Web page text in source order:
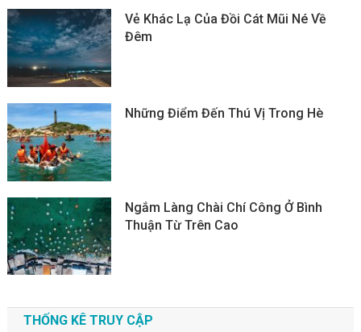
Vẻ Khác Lạ Của Đồi Cát Mũi Né Về
Đêm
Những Điểm Đến Thú Vị Trong Hè
Ngắm Làng Chài Chí Công Ở Bình
Thuận Từ Trên Cao
THỐNG KÊ TRUY CẬP